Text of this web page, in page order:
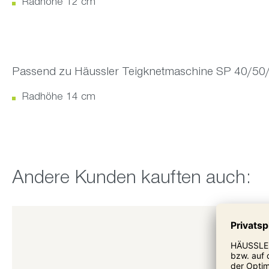
Radhöhe 12 cm
Passend zu Häussler Teigknetmaschine SP 40/
Radhöhe 14 cm
Produktgalerie überspringen
Andere Kunden kauften auch: